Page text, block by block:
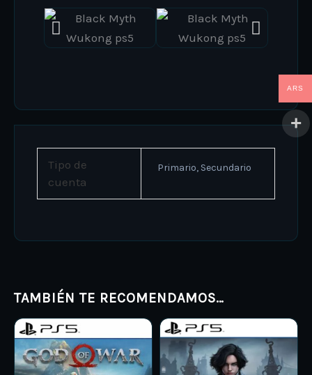
Tipo de
cuenta
Primario, Secundario
TAMBIÉN TE RECOMENDAMOS…
ARS 11.000,00
through
ARS 16.000,00
This
product
has
Price
range:
through
ARS
This
product
has
ARS